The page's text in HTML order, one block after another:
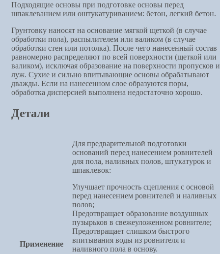
Подходящие основы при подготовке основы перед
шпаклеванием или оштукатуриванием: бетон, легкий бетон.
Грунтовку наносят на основание мягкой щеткой (в случае
обработки пола), распылителем или валиком (в случае
обработки стен или потолка). После чего нанесенный состав
равномерно распределяют по всей поверхности (щеткой или
валиком), исключая образование на поверхности пропусков и
луж. Сухие и сильно впитывающие основы обрабатывают
дважды. Если на нанесенном слое образуются поры,
обработка дисперсией выполнена недостаточно хорошо.
Детали
Применение
Для предварительной подготовки
оснований перед нанесением ровнителей
для пола, наливных полов, штукатурок и
шпаклевок:
Улучшает прочность сцепления с основой
перед нанесением ровнителей и наливных
полов;
Предотвращает образование воздушных
пузырьков в свежеуложенном ровнителе;
Предотвращает слишком быстрого
впитывания воды из ровнителя и
наливного пола в основу.